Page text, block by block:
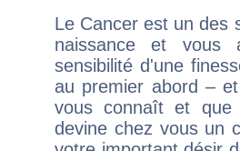
Le Cancer est un des
naissance et vous
sensibilité d'une
au premier abord –
vous connaît et
devine chez vous un